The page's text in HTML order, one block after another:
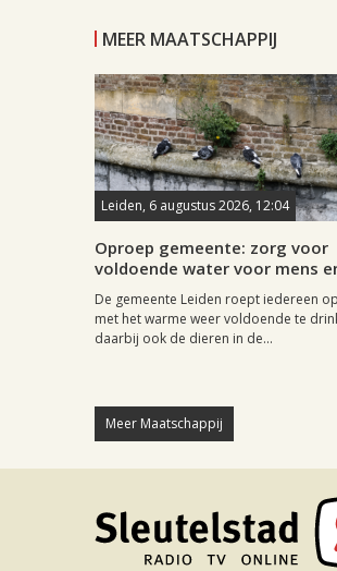
MEER MAATSCHAPPIJ
Leiden, 6 augustus 2026, 12:04
Oproep gemeente: zorg voor
voldoende water voor mens
De gemeente Leiden roept iedereen
met het warme weer voldoende te
daarbij ook de dieren in de...
Meer Maatschappij